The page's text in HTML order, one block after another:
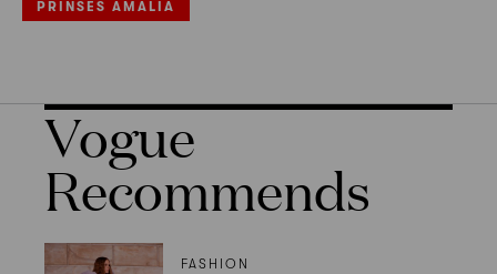
PRINSES AMALIA
Vogue
Recommends
FASHION